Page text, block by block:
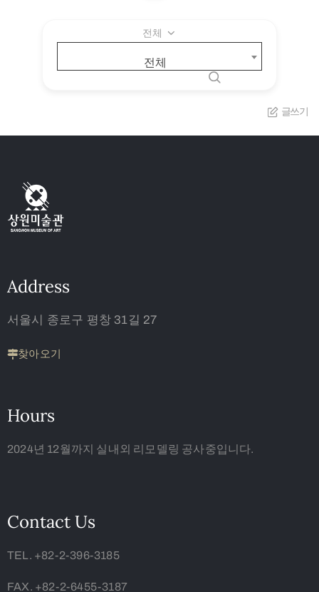
전체
전체
글쓰기
Address
서울시 종로구 평창 31길 27
찾아오기
Hours
2024년 12월까지 실내외 리모델링 공사중입니다.
Contact Us
TEL. +82-2-396-3185
FAX. +82-2-6455-3187